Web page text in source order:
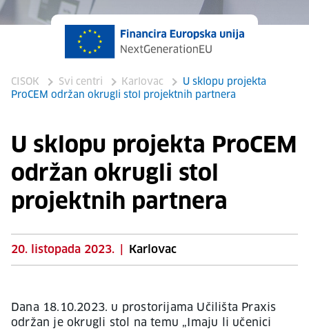
CISOK Svi centri Karlovac
U sklopu projekta
ProCEM održan okrugli stol projektnih partnera
U sklopu projekta ProCEM
održan okrugli stol
projektnih partnera
20. listopada 2023. Karlovac
Dana 18.10.2023. u prostorijama Učilišta Praxis
održan je okrugli stol na temu „Imaju li učenici